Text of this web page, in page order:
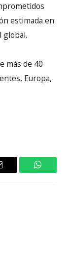
estimada en
global.
más de 40
Europa,